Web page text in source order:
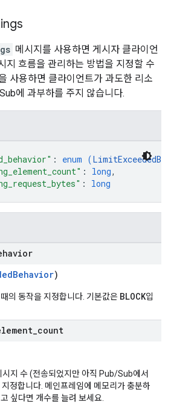
메시지를 사용하면 게시자 클라이언
지 흐름을 관리하는 방법을 지정할 수
사용하면 클라이언트가 과도한 리소
에 과부하를 주지 않습니다.
: enum (
: long,
: long
)
의 동작을 지정합니다. 기본값은 BLOCK입
count
시지 수 (전송되었지만 아직 Pub/Sub에서
정합니다. 메인프레임에 메모리가 충분하
싶다면 개수를 늘려 보세요.